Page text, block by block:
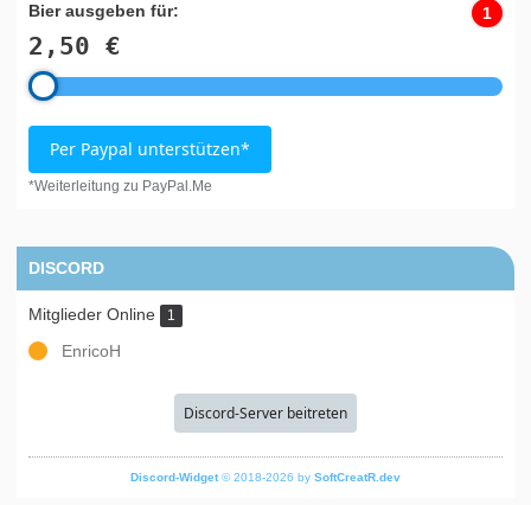
Bier ausgeben für:
2,50 €
1
Per Paypal unterstützen*
*Weiterleitung zu PayPal.Me
DISCORD
Mitglieder Online 1
EnricoH
Discord-Server beitreten
Discord-Widget© 2018-2026 by SoftCreatR.dev